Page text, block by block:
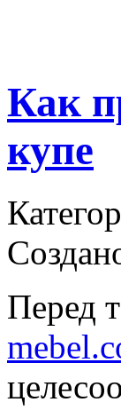
Как
купе
Перед